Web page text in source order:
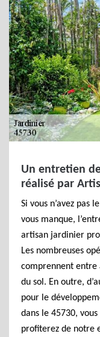
Un entretien
réalisé par
Si vous n’avez pas
vous manque,
artisan jardinier
Les nombreuses
comprennent entre
du sol. En outre,
pour le
dans le 45730,
profiterez de notre